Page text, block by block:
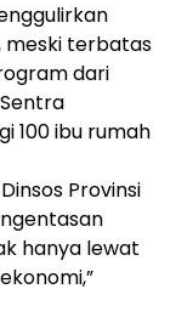
terbatas
dari
100 ibu rumah
Provinsi
hanya lewat